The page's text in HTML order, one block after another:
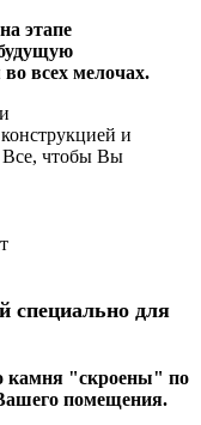
этапе
всех мелочах.
и
Все, чтобы Вы
специально для
камня "скроены" по
помещения.